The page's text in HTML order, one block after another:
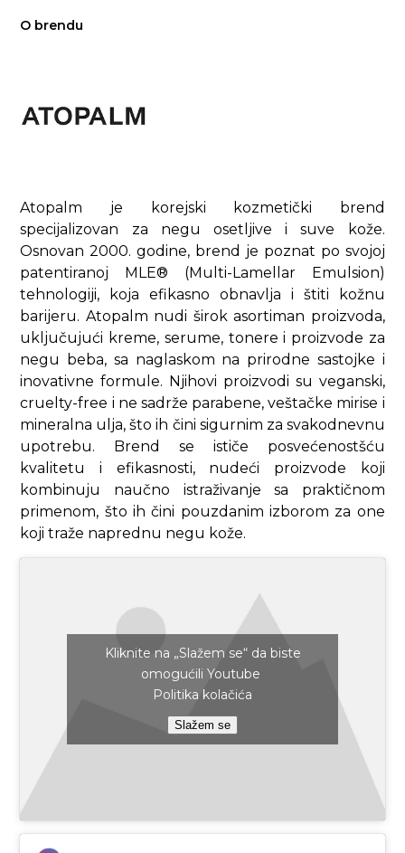
O brendu
Atopalm je korejski kozmetički brend
specijalizovan za negu osetljive i suve kože.
Osnovan 2000. godine, brend je poznat po svojoj
patentiranoj MLE® (Multi-Lamellar Emulsion)
tehnologiji, koja efikasno obnavlja i štiti kožnu
barijeru. Atopalm nudi širok asortiman proizvoda,
uključujući kreme, serume, tonere i proizvode za
negu beba, sa naglaskom na prirodne sastojke i
inovativne formule. Njihovi proizvodi su veganski,
cruelty-free i ne sadrže parabene, veštačke mirise i
mineralna ulja, što ih čini sigurnim za svakodnevnu
upotrebu. Brend se ističe posvećenostšću
kvalitetu i efikasnosti, nudeći proizvode koji
kombinuju naučno istraživanje sa praktičnom
primenom, što ih čini pouzdanim izborom za one
koji traže naprednu negu kože.
Kliknite na „Slažem se“ da biste
omogućili Youtube
Politika kolačića
Slažem se